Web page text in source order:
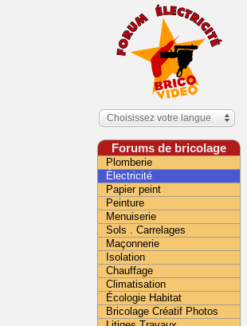
Choisissez votre langue
Forums de bricolage
Plomberie
Électricité
Papier peint
Peinture
Menuiserie
Sols . Carrelages
Maçonnerie
Isolation
Chauffage
Climatisation
Écologie Habitat
Bricolage Créatif Photos